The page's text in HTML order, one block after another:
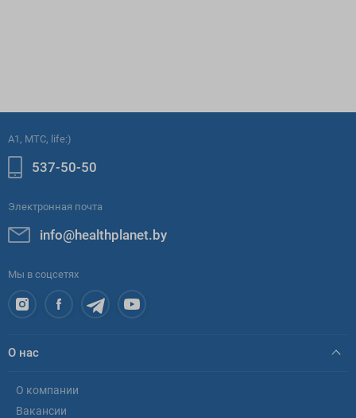
A1, МТС, life:)
537-50-50
Электронная почта
info@healthplanet.by
Мы в соцсетях
О нас
О компании
Вакансии